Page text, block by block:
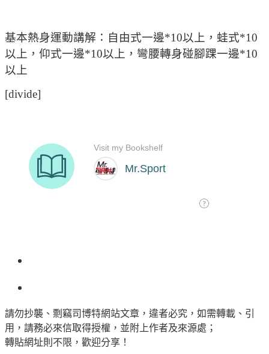
基本熱身運動講解：自由式一邊*10以上，蛙式*10
以上，仰式一邊*10以上，彎腰轉身碰腳踝一邊*10
以上
[divide]
請勿抄襲、剽竊司博特網站文章，違者必究，如需轉載、引
用，請務必來信取得授權，並附上作者及來源處；
轉貼網址則不限，歡迎分享！